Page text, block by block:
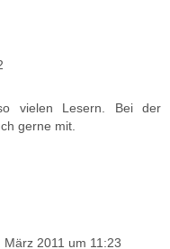
vielen Lesern. Bei der
gerne mit.
März 2011 um 11:23